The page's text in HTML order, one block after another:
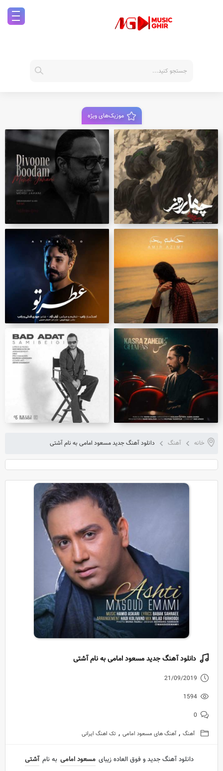
موزیک‌های ویژه
خانه آهنگ دانلود آهنگ جدید مسعود امامی به نام آشتی
دانلود آهنگ جدید مسعود امامی به نام آشتی
21/09/2019
1594
0
آهنگ , آهنگ های مسعود امامی , تک اهنگ ایرانی
دانلود آهنگ جدید و فوق العاده زیبای مسعود امامی به نام آشتی